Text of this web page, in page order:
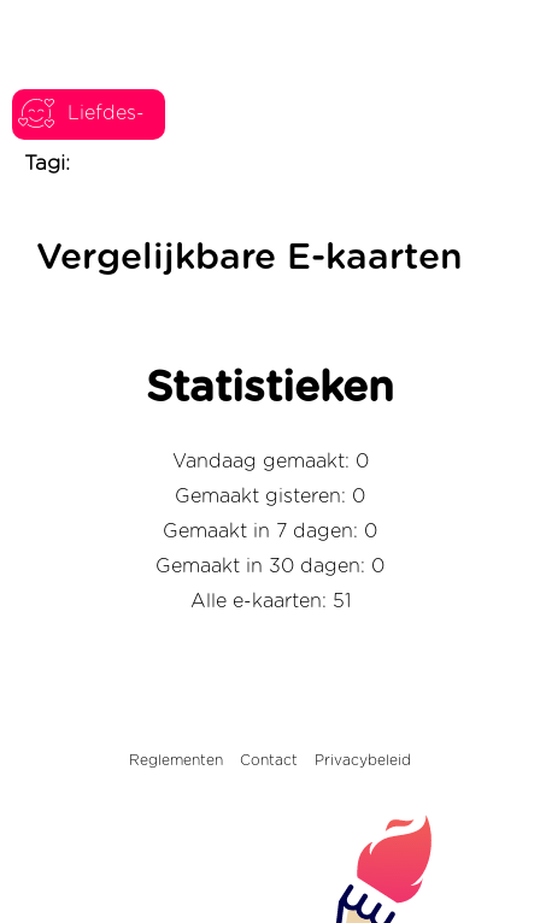
Liefdes-
Tagi:
Vergelijkbare E-kaarten
Statistieken
Vandaag gemaakt: 0
Gemaakt gisteren: 0
Gemaakt in 7 dagen: 0
Gemaakt in 30 dagen: 0
Alle e-kaarten: 51
Reglementen Contact Privacybeleid